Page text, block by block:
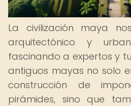
La civilización maya
arquitectónico y
fascinando a expertos y
antiguos mayas no solo
construcción de
pirámides, sino que